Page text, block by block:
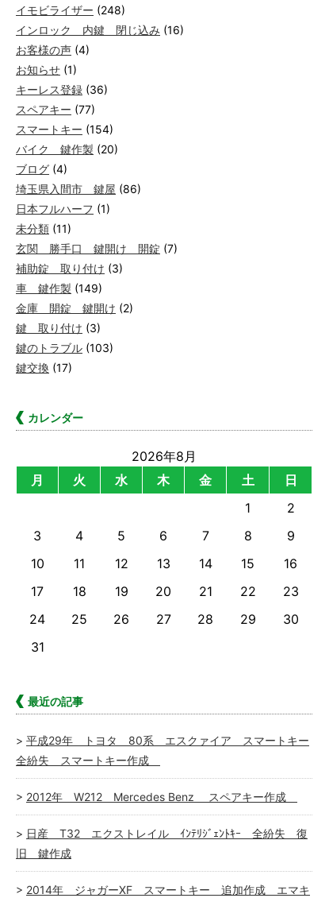
イモビライザー (248)
インロック 内鍵 閉じ込み (16)
お客様の声 (4)
お知らせ (1)
キーレス登録 (36)
スペアキー (77)
スマートキー (154)
バイク 鍵作製 (20)
ブログ (4)
埼玉県入間市 鍵屋 (86)
日本フルハーフ (1)
未分類 (11)
玄関 勝手口 鍵開け 開錠 (7)
補助錠 取り付け (3)
車 鍵作製 (149)
金庫 開錠 鍵開け (2)
鍵 取り付け (3)
鍵のトラブル (103)
鍵交換 (17)
カレンダー
2026年8月
月
火 水 木 金 土
日
1
2
3
4 5 6 7 8
9
10
11 12 13 14 15
16
17
18 19 20 21 22
23
24
25 26 27 28 29
30
31
最近の記事
平成29年 トヨタ 80系 エスクァイア スマートキー
全紛失 スマートキー作成
2012年 W212 Mercedes Benz スペアキー作成
日産 T32 エクストレイル ｲﾝﾃﾘｼﾞｪﾝﾄｷｰ 全紛失 復
旧 鍵作成
2014年 ジャガーXF スマートキー 追加作成 エマキ